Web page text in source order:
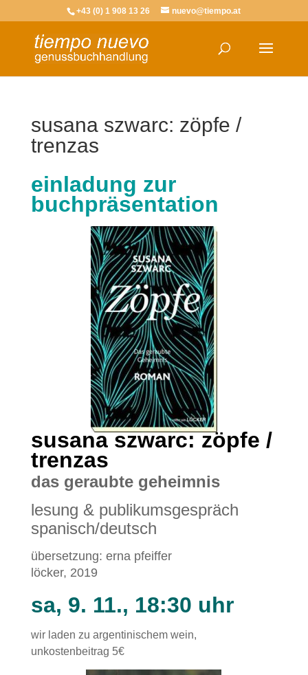
+43 (0) 1 908 13 26 nuevo@tiempo.at
susana szwarc: zöpfe /
trenzas
einladung zur
buchpräsentation
susana szwarc: zöpfe /
trenzas
das geraubte geheimnis
lesung & publikumsgespräch
spanisch/deutsch
übersetzung: erna pfeiffer
löcker, 2019
sa, 9. 11., 18:30 uhr
wir laden zu argentinischem wein,
unkostenbeitrag 5€